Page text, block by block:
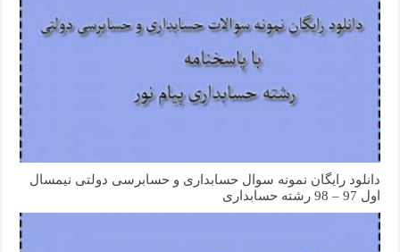
دانلود رایگان نمونه سوال حسابداری و حسابرسی دولتی نیمسال
اول 97 – 98 رشته حسابداری